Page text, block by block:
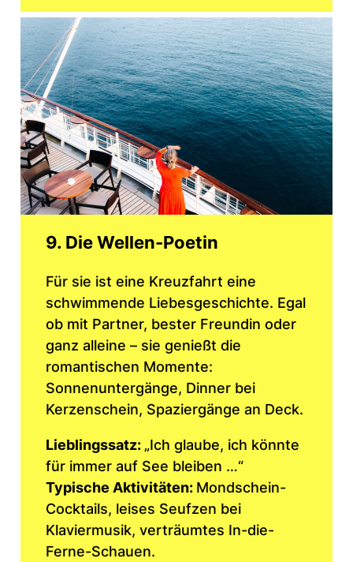
9. Die Wellen-Poetin
Für sie ist eine Kreuzfahrt eine
schwimmende Liebesgeschichte. Egal
ob mit Partner, bester Freundin oder
ganz alleine – sie genießt die
romantischen Momente:
Sonnenuntergänge, Dinner bei
Kerzenschein, Spaziergänge an Deck.
Lieblingssatz: „Ich glaube, ich könnte
für immer auf See bleiben …“
Typische Aktivitäten: Mondschein-
Cocktails, leises Seufzen bei
Klaviermusik, verträumtes In-die-
Ferne-Schauen.